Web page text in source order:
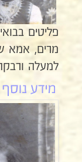
פליטים
מרים, אמא
למעלה ורבקה